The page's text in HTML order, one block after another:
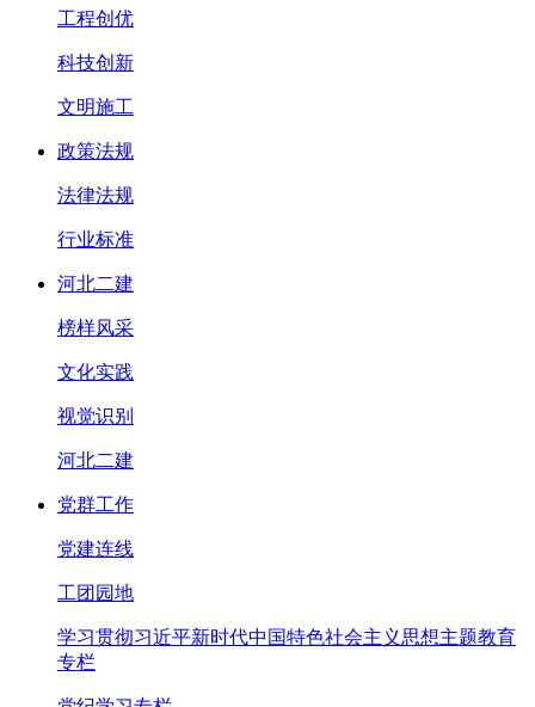
工程创优
科技创新
文明施工
政策法规
法律法规
行业标准
河北二建
榜样风采
文化实践
视觉识别
河北二建
党群工作
党建连线
工团园地
学习贯彻习近平新时代中国特色社会主义思想主题教育
专栏